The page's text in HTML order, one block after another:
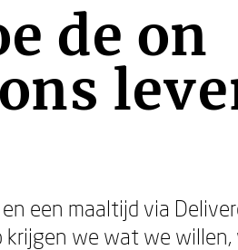
de on
een maaltijd via
krijgen we wat we